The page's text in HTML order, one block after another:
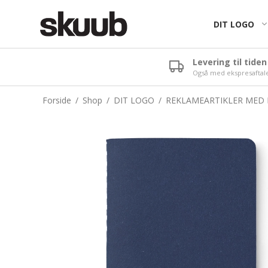
DIT LOGO
levering
Logovand til den bedste
100 stk. vand med logo
Aqua d'Or med smag
Bolsjer
Chokolade
Tyggegummi
Vingummi
Konfirmation
Bryllup
Jubilæum
Levering til tiden
Også med
Forside / Shop / DIT LOGO / REKLAMEARTIKLER MED